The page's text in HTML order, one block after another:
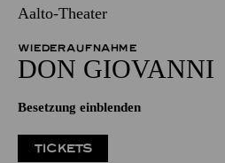
Aalto-Theater
WIEDERAUFNAHME
DON GIO­VANNI
Besetzung einblenden
TICKETS